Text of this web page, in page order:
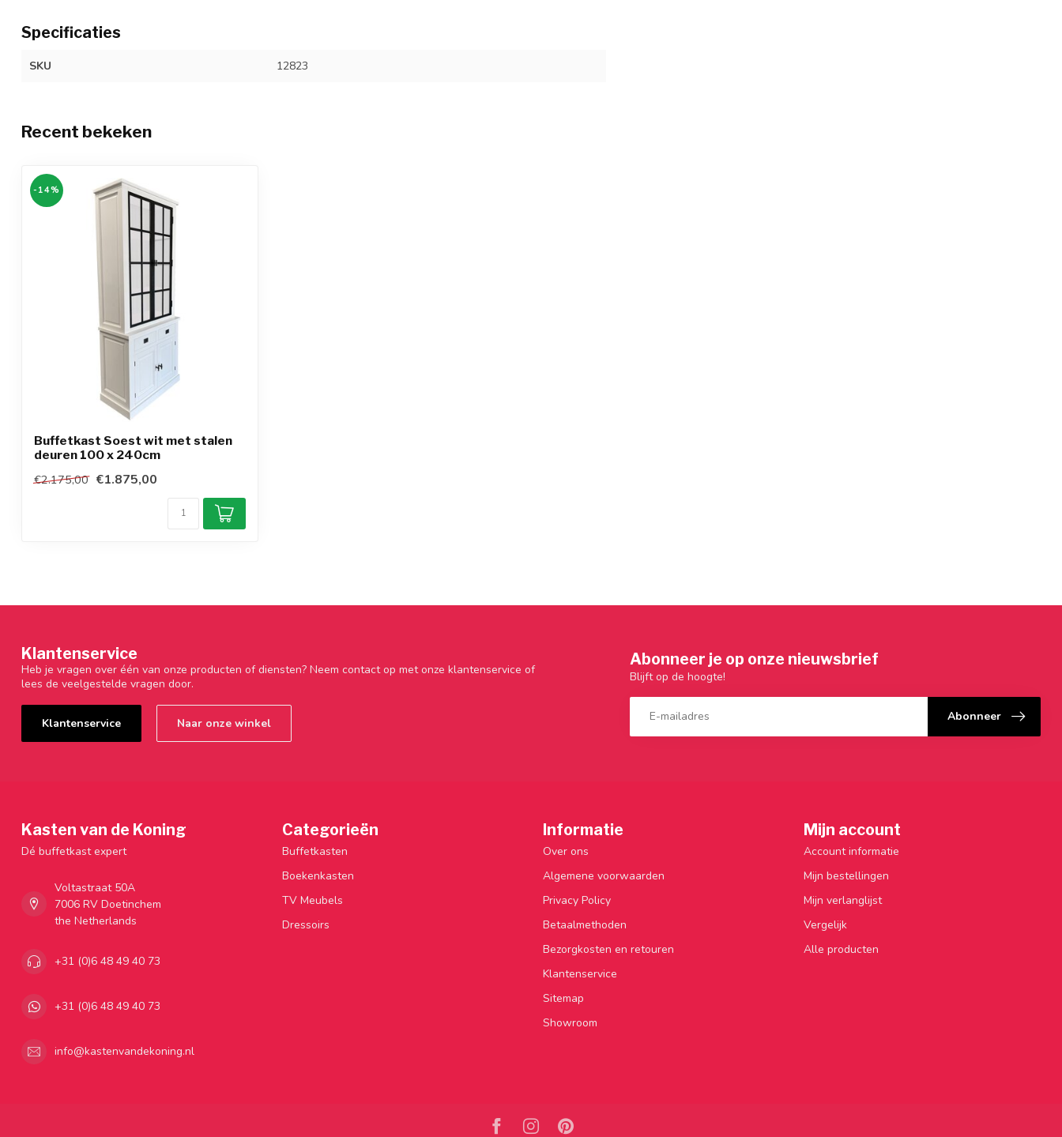
Specificaties
SKU 12823
Recent bekeken
-14%
Buffetkast Soest wit met stalen
deuren 100 x 240cm
€2.175,00 €1.875,00
Klantenservice
Heb je vragen over één van onze producten of diensten? Neem contact op met onze klantenservice of
lees de veelgestelde vragen door.
Klantenservice Naar onze winkel
Abonneer je op onze nieuwsbrief
Blijft op de hoogte!
Abonneer
Kasten van de Koning
Dé buffetkast expert
Voltastraat 50A
7006 RV Doetinchem
the Netherlands
+31 (0)6 48 49 40 73
+31 (0)6 48 49 40 73
info@kastenvandekoning.nl
Categorieën
Buffetkasten
Boekenkasten
TV Meubels
Dressoirs
Informatie
Over ons
Algemene voorwaarden
Privacy Policy
Betaalmethoden
Bezorgkosten en retouren
Klantenservice
Sitemap
Showroom
Mijn account
Account informatie
Mijn bestellingen
Mijn verlanglijst
Vergelijk
Alle producten